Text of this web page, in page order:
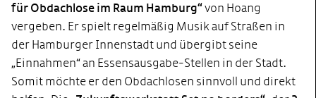
für Obdachlose im Raum Hamburg“von Hoang
vergeben. Er spielt regelmäßig Musik auf Straßen in
der Hamburger Innenstadt und übergibt seine
„Einnahmen“ an Essensausgabe-Stellen in der Stadt.
Somit möchte er den Obdachlosen sinnvoll und direkt